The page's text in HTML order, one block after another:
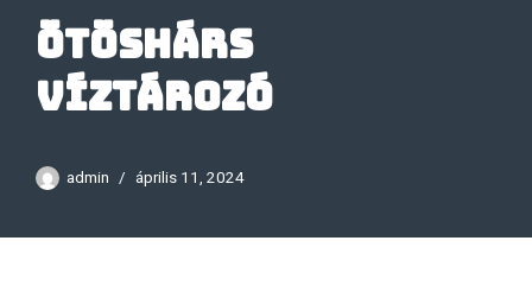
Ötöshárs
víztározó
admin április 11, 2024